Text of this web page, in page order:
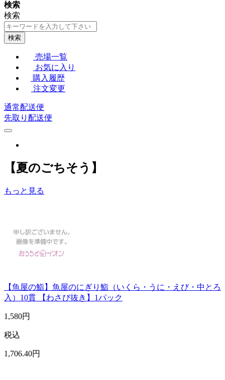
検索
検索
検索
売場一覧
お気に入り
購入履歴
注文変更
通常配送便
先取り配送便
【夏のごちそう】
もっと見る
【魚屋の鮨】魚屋のにぎり鮨（いくら・うに・えび・中とろ
入）10貫 【わさび抜き】1パック
1,580円
税込
1,706.40円